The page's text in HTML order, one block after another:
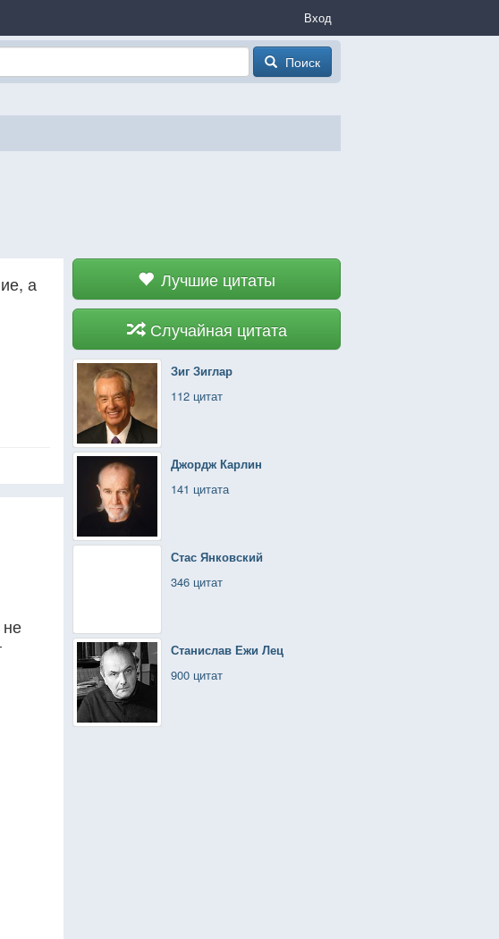
Вход
Поиск
Лучшие цитаты
Случайная цитата
Зиг Зиглар
112 цитат
Джордж Карлин
141 цитата
Стас Янковский
346 цитат
Станислав Ежи Лец
900 цитат
а